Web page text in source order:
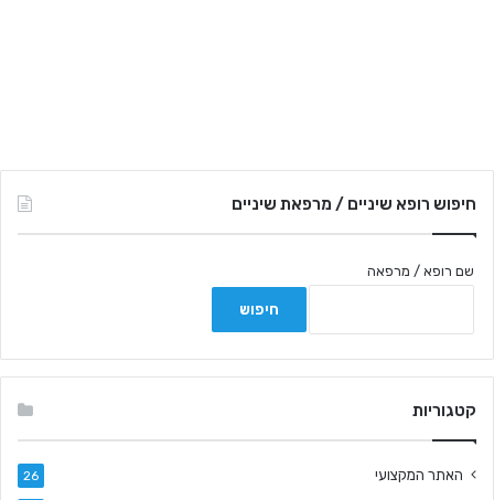
חיפוש רופא שיניים / מרפאת שיניים
שם רופא / מרפאה
קטגוריות
האתר המקצועי 26